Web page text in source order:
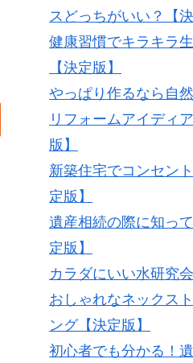
スどっちがいい？【決
健康習慣でキラキラ
【決定版】
やっぱり作るなら自
リフォームアイディ
版】
新築住宅でコンセン
定版】
遺産相続の際に知っ
定版】
カラダにいい水研究
おしゃれなネックス
ング【決定版】
初心者でも分かる！